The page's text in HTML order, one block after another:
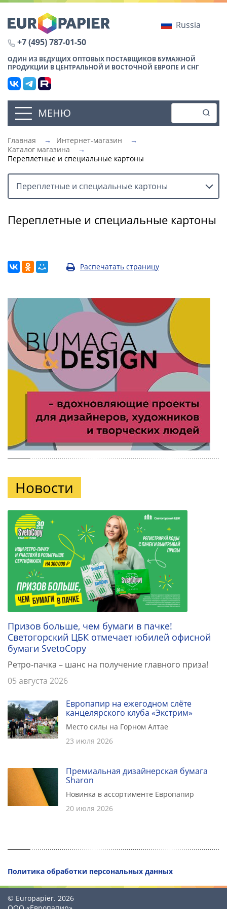
Russia
+7 (495) 787-01-50
ОДИН ИЗ ВЕДУЩИХ ОПТОВЫХ ПОСТАВЩИКОВ БУМАЖНОЙ
ПРОДУКЦИИ В ЦЕНТРАЛЬНОЙ И ВОСТОЧНОЙ ЕВРОПЕ И СНГ
МЕНЮ
Главная → Интернет-магазин
→
Каталог магазина
→
Переплетные и специальные картоны
Переплетные и специальные картоны
Переплетные и специальные картоны
Распечатать страницу
Новости
Призов больше, чем бумаги в пачке!
Светогорский ЦБК отмечает юбилей офисной
бумаги SvetoCopy
Ретро-пачка – шанс на получение главного приза!
05 августа 2026
Европапир на ежегодном слёте
канцелярского клуба «Экстрим»
Место силы на Горном Алтае
23 июля 2026
Премиальная дизайнерская бумага
Sharon
Новинка в ассортименте Европапир
20 июля 2026
Политика обработки персональных данных
© Europapier. 2026